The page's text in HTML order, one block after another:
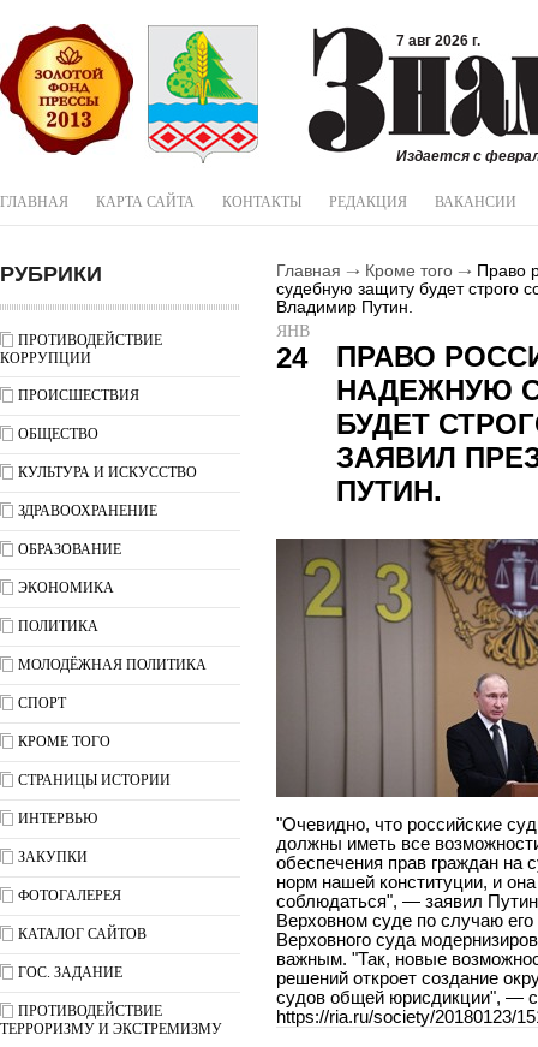
7 авг 2026 г.
Издается с
ГЛАВНАЯ КАРТА САЙТА КОНТАКТЫ РЕДАКЦИЯ ВАКАНСИИ
РУБРИКИ
ПРОТИВОДЕЙСТВИЕ
КОРРУПЦИИ
ПРОИСШЕСТВИЯ
ОБЩЕСТВО
КУЛЬТУРА И ИСКУССТВО
ЗДРАВООХРАНЕНИЕ
ОБРАЗОВАНИЕ
ЭКОНОМИКА
ПОЛИТИКА
МОЛОДЁЖНАЯ ПОЛИТИКА
СПОРТ
КРОМЕ ТОГО
СТРАНИЦЫ ИСТОРИИ
ИНТЕРВЬЮ
ЗАКУПКИ
ФОТОГАЛЕРЕЯ
КАТАЛОГ САЙТОВ
ГОС. ЗАДАНИЕ
ПРОТИВОДЕЙСТВИЕ
ТЕРРОРИЗМУ И ЭКСТРЕМИЗМУ
Главная Кроме того
Право
судебную защиту будет строго
Владимир Путин.
ЯНВ
24
ПРАВО
НАДЕЖНУЮ
БУДЕТ
ЗАЯВИЛ
ПУТИН.
"Очевидно, что российские
должны иметь все
обеспечения прав граждан на
норм нашей конституции, и
соблюдаться", — заявил
Верховном суде по случаю
Верховного суда
важным. "Так, новые
решений откроет создание
судов общей юрисдикции", —
https://ria.ru/society/20180123/